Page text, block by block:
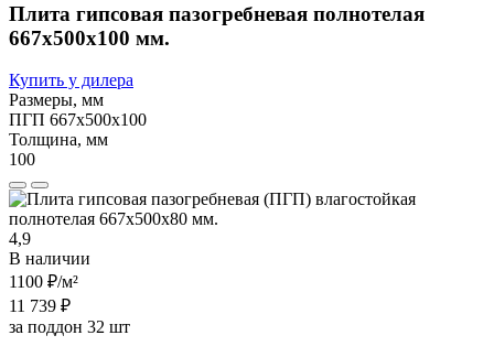
Плита гипсовая пазогребневая полнотелая
667х500х100 мм.
Купить у дилера
Размеры, мм
ПГП 667х500х100
Толщина, мм
100
4,9
В наличии
1100 ₽/м²
11 739 ₽
за поддон 32 шт